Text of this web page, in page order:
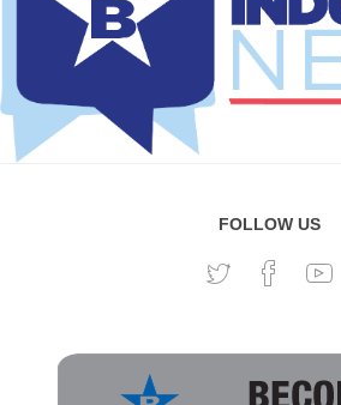
FOLLOW US